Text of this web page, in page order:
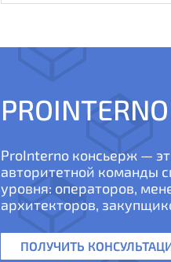
PROINTERNO
ProInterno консьерж —
авторитетной команды
уровня: операторов,
архитекторов,
ПОЛУЧИТЬ